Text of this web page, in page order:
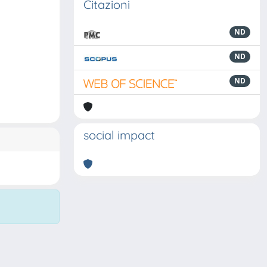
Citazioni
ND
ND
ND
social impact